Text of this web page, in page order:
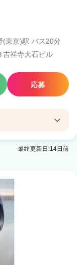
(東京)駅 バス20分
吉祥寺大石ビル
応募
最終更新日:14日前